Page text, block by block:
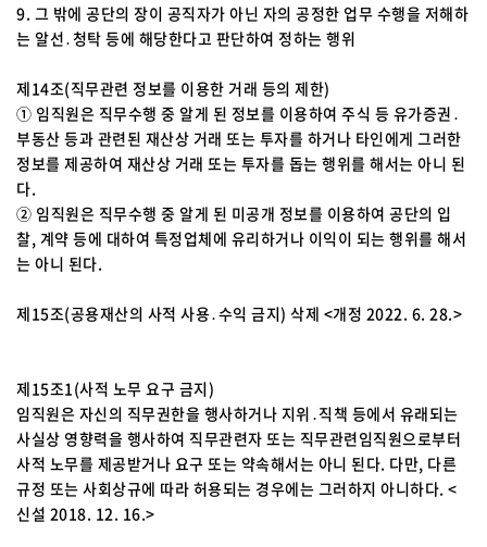
9. 그 밖에 공단의 장이 공직자가 아닌 자의 공정한 업무 수행을 저해하
는 알선․청탁 등에 해당한다고 판단하여 정하는 행위
제14조(직무관련 정보를 이용한 거래 등의 제한)
① 임직원은 직무수행 중 알게 된 정보를 이용하여 주식 등 유가증권․
부동산 등과 관련된 재산상 거래 또는 투자를 하거나 타인에게 그러한
정보를 제공하여 재산상 거래 또는 투자를 돕는 행위를 해서는 아니 된
다.
② 임직원은 직무수행 중 알게 된 미공개 정보를 이용하여 공단의 입
찰, 계약 등에 대하여 특정업체에 유리하거나 이익이 되는 행위를 해서
는 아니 된다.
제15조(공용재산의 사적 사용․수익 금지) 삭제 <개정 2022. 6. 28.>
제15조1(사적 노무 요구 금지)
임직원은 자신의 직무권한을 행사하거나 지위․직책 등에서 유래되는
사실상 영향력을 행사하여 직무관련자 또는 직무관련임직원으로부터
사적 노무를 제공받거나 요구 또는 약속해서는 아니 된다. 다만, 다른
규정 또는 사회상규에 따라 허용되는 경우에는 그러하지 아니하다. <
신설 2018. 12. 16.>